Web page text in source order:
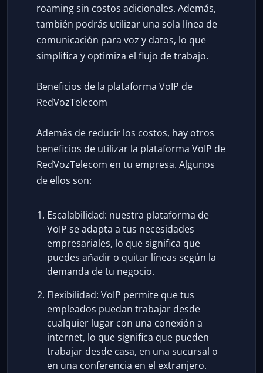
roaming sin costos adicionales. Además,
también podrás utilizar una sola línea de
comunicación para voz y datos, lo que
simplifica y optimiza el flujo de trabajo.
Beneficios de la plataforma VoIP de
RedVozTelecom
Además de reducir los costos, hay otros
beneficios de utilizar la plataforma VoIP de
RedVozTelecom en tu empresa. Algunos
de ellos son:
Escalabilidad: nuestra plataforma de
VoIP se adapta a tus necesidades
empresariales, lo que significa que
puedes añadir o quitar líneas según la
demanda de tu negocio.
Flexibilidad: VoIP permite que tus
empleados puedan trabajar desde
cualquier lugar con una conexión a
internet, lo que significa que pueden
trabajar desde casa, en una sucursal o
en una conferencia en el extranjero.